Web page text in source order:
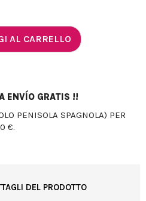
AL CARRELLO
ENVÍO GRATIS !!
PENISOLA SPAGNOLA) PER
€.
DEL PRODOTTO